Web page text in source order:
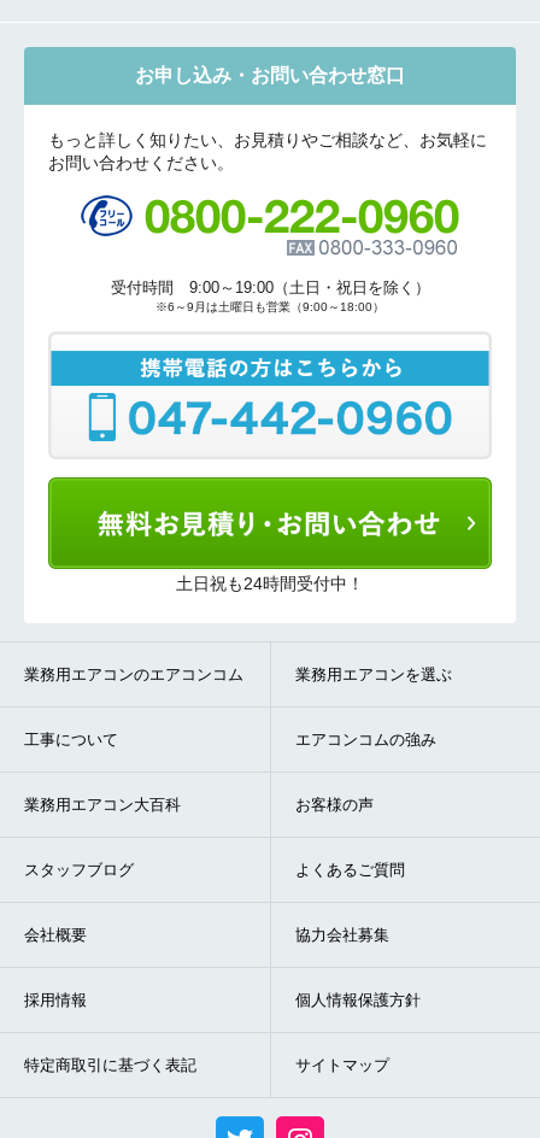
お申し込み・お問い合わせ窓口
もっと詳しく知りたい、お見積りやご相談など、お気軽に
お問い合わせください。
受付時間 9:00～19:00（土日・祝日を除く）
※6～9月は土曜日も営業（9:00～18:00）
土日祝も24時間受付中！
業務用エアコンのエアコンコム 業務用エアコンを選ぶ
工事について エアコンコムの強み
業務用エアコン大百科 お客様の声
スタッフブログ よくあるご質問
会社概要 協力会社募集
採用情報 個人情報保護方針
特定商取引に基づく表記 サイトマップ